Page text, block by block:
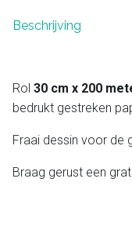
Beschrijving
Rol 30 cm x 200
bedrukt gestreken
Fraai dessin voor de
Braag gerust een